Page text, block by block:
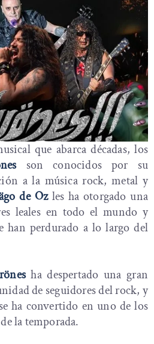
que abarca décadas, los
son conocidos por su
a la música rock, metal y
de Ozles ha otorgado una
leales en todo el mundo y
han perdurado a lo largo del
ha despertado una gran
de seguidores del rock, y
ha convertido en uno de los
la temporada.